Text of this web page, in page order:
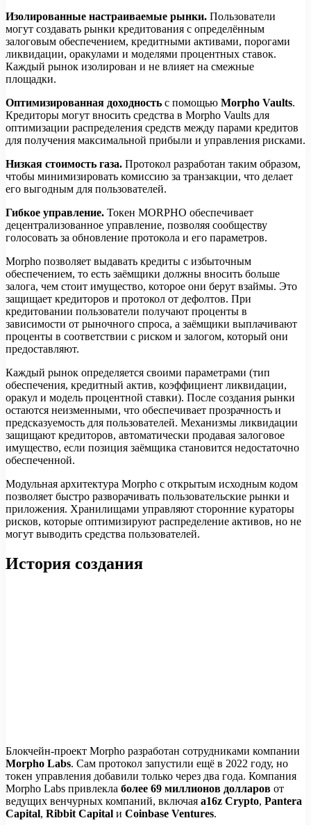
Изолированные настраиваемые рынки. Пользователи
могут создавать рынки кредитования с определённым
залоговым обеспечением, кредитными активами, порогами
ликвидации, оракулами и моделями процентных ставок.
Каждый рынок изолирован и не влияет на смежные
площадки.
Оптимизированная доходность с помощью Morpho Vaults.
Кредиторы могут вносить средства в Morpho Vaults для
оптимизации распределения средств между парами кредитов
для получения максимальной прибыли и управления рисками.
Низкая стоимость газа. Протокол разработан таким образом,
чтобы минимизировать комиссию за транзакции, что делает
его выгодным для пользователей.
Гибкое управление. Токен MORPHO обеспечивает
децентрализованное управление, позволяя сообществу
голосовать за обновление протокола и его параметров.
Morpho позволяет выдавать кредиты с избыточным
обеспечением, то есть заёмщики должны вносить больше
залога, чем стоит имущество, которое они берут взаймы. Это
защищает кредиторов и протокол от дефолтов. При
кредитовании пользователи получают проценты в
зависимости от рыночного спроса, а заёмщики выплачивают
проценты в соответствии с риском и залогом, который они
предоставляют.
Каждый рынок определяется своими параметрами (тип
обеспечения, кредитный актив, коэффициент ликвидации,
оракул и модель процентной ставки). После создания рынки
остаются неизменными, что обеспечивает прозрачность и
предсказуемость для пользователей. Механизмы ликвидации
защищают кредиторов, автоматически продавая залоговое
имущество, если позиция заёмщика становится недостаточно
обеспеченной.
Модульная архитектура Morpho с открытым исходным кодом
позволяет быстро разворачивать пользовательские рынки и
приложения. Хранилищами управляют сторонние кураторы
рисков, которые оптимизируют распределение активов, но не
могут выводить средства пользователей.
История создания
Блокчейн-проект Morpho разработан сотрудниками компании
Morpho Labs. Сам протокол запустили ещё в 2022 году, но
токен управления добавили только через два года. Компания
Morpho Labs привлекла более 69 миллионов долларов от
ведущих венчурных компаний, включая a16z Crypto, Pantera
Capital, Ribbit Capital и Coinbase Ventures.